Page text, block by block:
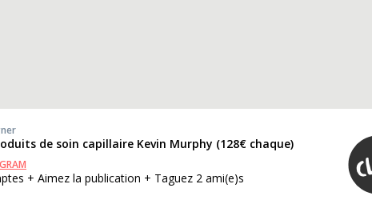
de soin capillaire Kevin Murphy (128€ chaque)
+ Aimez la publication + Taguez 2 ami(e)s